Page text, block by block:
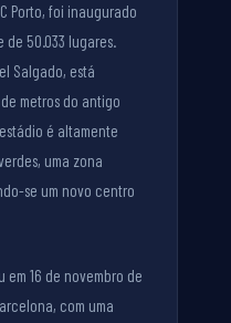
Porto, foi inaugurado
de 50.033 lugares.
Salgado, está
metros do antigo
é altamente
uma zona
se um novo centro
16 de novembro de
com uma